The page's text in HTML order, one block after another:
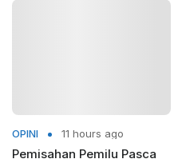
OPINI 11 hours ago
Pemisahan Pemilu Pasca